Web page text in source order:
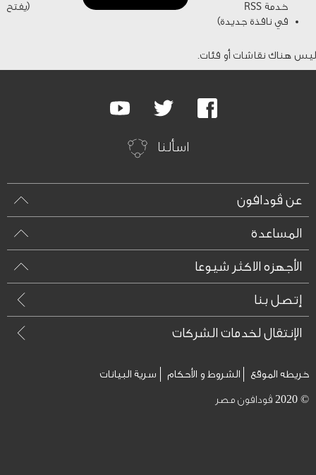
خدمة RSS
(يفتح
في نافذة جديدة)
ليس هناك نقاشات أو فئات.
Facebook
Twitter
Youtube
اسألنا
عن ڤودافون
المساعدة
الأجهزه الاكثر شيوعا
إتصل بنا
الإنتقال لخدمات الشركات
خريطه الموقع الشروط و الأحكام سرية البيانات
© 2020 ڤودافون مصر